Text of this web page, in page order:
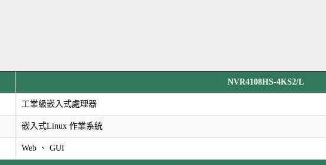
NVR4108HS-4KS2/L
工業級嵌入式處理器
嵌入式Linux 作業系統
Web 、 GUI